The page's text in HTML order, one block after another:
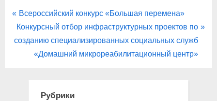
Навигация
по
записям
P
r
e
Всероссийский конкурс «Большая перемена»
N
e
Конкурсный отбор инфраструктурных проектов по
созданию специализированных социальных служб
«Домашний микрореабилитационный центр»
Рубрики